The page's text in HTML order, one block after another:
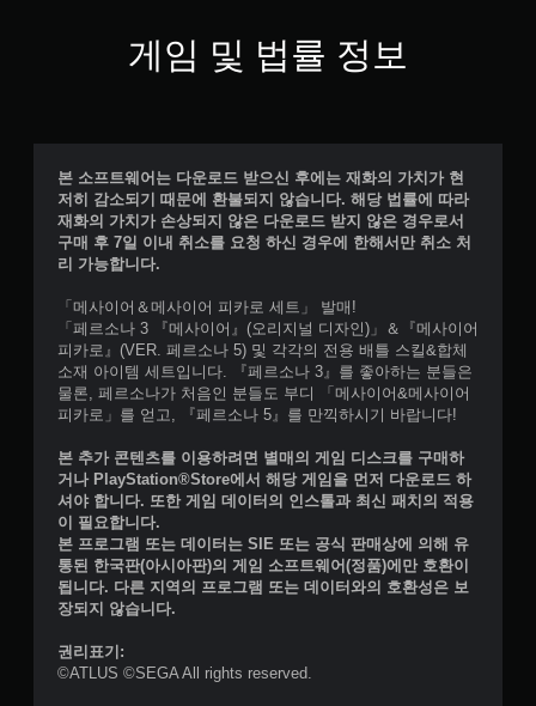
게임 및 법률 정보
본 소프트웨어는 다운로드 받으신 후에는 재화의 가치가 현
저히 감소되기 때문에 환불되지 않습니다. 해당 법률에 따라
재화의 가치가 손상되지 않은 다운로드 받지 않은 경우로서
구매 후 7일 이내 취소를 요청 하신 경우에 한해서만 취소 처
리 가능합니다.
「메사이어＆메사이어 피카로 세트」 발매!
「페르소나 3 『메사이어』(오리지널 디자인)」＆『메사이어
피카로』(VER. 페르소나 5) 및 각각의 전용 배틀 스킬&합체
소재 아이템 세트입니다. 『페르소나 3』를 좋아하는 분들은
물론, 페르소나가 처음인 분들도 부디 「메사이어&메사이어
피카로」를 얻고, 『페르소나 5』를 만끽하시기 바랍니다!
본 추가 콘텐츠를 이용하려면 별매의 게임 디스크를 구매하
거나 PlayStation®Store에서 해당 게임을 먼저 다운로드 하
셔야 합니다. 또한 게임 데이터의 인스톨과 최신 패치의 적용
이 필요합니다.
본 프로그램 또는 데이터는 SIE 또는 공식 판매상에 의해 유
통된 한국판(아시아판)의 게임 소프트웨어(정품)에만 호환이
됩니다. 다른 지역의 프로그램 또는 데이터와의 호환성은 보
장되지 않습니다.
권리표기:
©ATLUS ©SEGA All rights reserved.